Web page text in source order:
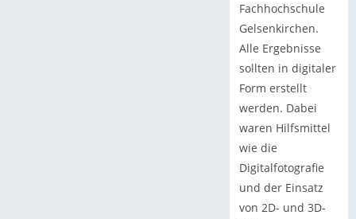
Fachhochschule
Gelsenkirchen.
Alle Ergebnisse
sollten in digitaler
Form erstellt
werden. Dabei
waren Hilfsmittel
wie die
Digitalfotografie
und der Einsatz
von 2D- und 3D-